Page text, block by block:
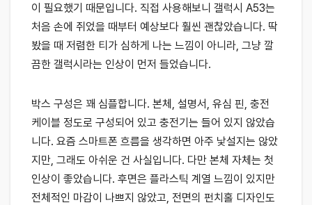
이 필요했기 때문입니다. 직접 사용해보니 갤럭시 A53는
처음 손에 쥐었을 때부터 예상보다 훨씬 괜찮았습니다. 딱
봤을 때 저렴한 티가 심하게 나는 느낌이 아니라, 그냥 깔
끔한 갤럭시라는 인상이 먼저 들었습니다.
박스 구성은 꽤 심플합니다. 본체, 설명서, 유심 핀, 충전
케이블 정도로 구성되어 있고 충전기는 들어 있지 않았습
니다. 요즘 스마트폰 흐름을 생각하면 아주 낯설지는 않았
지만, 그래도 아쉬운 건 사실입니다. 다만 본체 자체는 첫
인상이 좋았습니다. 후면은 플라스틱 계열 느낌이 있지만
전체적인 마감이 나쁘지 않았고, 전면의 펀치홀 디자인도